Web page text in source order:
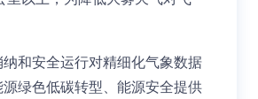
和安全运行对精细化气象数据
绿色低碳转型、能源安全提供